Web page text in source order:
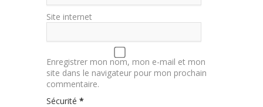
Site internet
Enregistrer mon nom, mon e-mail et mon
site dans le navigateur pour mon prochain
commentaire.
Sécurité *